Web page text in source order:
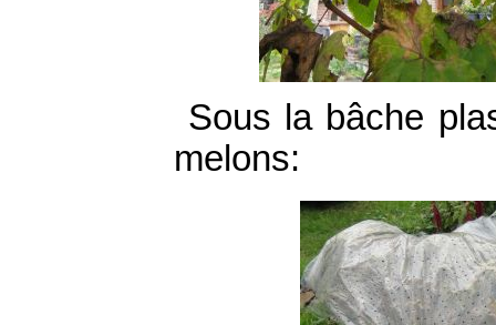
Sous la bâche
melons: